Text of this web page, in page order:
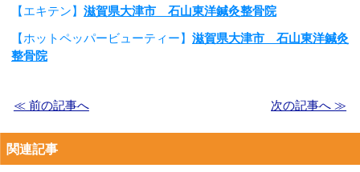
【エキテン】 滋賀県大津市 石山東洋鍼灸整骨院
【ホットペッパービューティー】 滋賀県大津市 石山東洋鍼灸
整骨院
≪ 前の記事へ 次の記事へ ≫
関連記事